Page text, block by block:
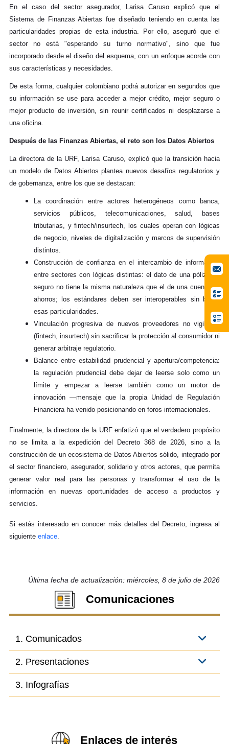
En el caso del sector asegurador, Larisa Caruso explicó que el
Sistema de Finanzas Abiertas fue diseñado teniendo en cuenta las
particularidades propias de esta industria. Por ello, aseguró que el
sector no está "esperando su turno normativo", sino que fue
incorporado desde el diseño del esquema, con un enfoque acorde con
sus características y necesidades.
De esta forma, cualquier colombiano podrá autorizar en segundos que
su información se use para acceder a mejor crédito, mejor seguro o
mejor producto de inversión, sin reunir certificados ni desplazarse a
una oficina.
Después de las Finanzas Abiertas, el reto son los Datos Abiertos
La directora de la URF, Larisa Caruso, explicó que la transición hacia
un modelo de Datos Abiertos plantea nuevos desafíos regulatorios y
de gobernanza, entre los que se destacan:
La coordinación entre actores heterogéneos como banca,
servicios públicos, telecomunicaciones, salud, bases
tributarias, y fintech/insurtech, los cuales operan con lógicas
de negocio, niveles de digitalización y marcos de supervisión
distintos.
Construcción de confianza en el intercambio de información
entre sectores con lógicas distintas: el dato de una póliza de
seguro no tiene la misma naturaleza que el de una cuenta de
ahorros; los estándares deben ser interoperables sin borrar
esas particularidades.
Vinculación progresiva de nuevos proveedores no vigilados
(fintech, insurtech) sin sacrificar la protección al consumidor ni
generar arbitraje regulatorio.
Balance entre estabilidad prudencial y apertura/competencia:
la regulación prudencialdebe dejar de leerse solo como un
límite y empezar a leerse también como un motor de
innovación —mensaje que la propia Unidad de Regulación
Financiera ha venido posicionando en foros internacionales.
Finalmente, la directora de la URF enfatizó que el verdadero propósito
no se limita a la expedición del Decreto 368 de 2026, sino a la
construcción de un ecosistema de Datos Abiertos sólido, integrado por
el sector financiero, asegurador, solidario y otros actores, que permita
generar valor real para las personas y transformar el uso de la
información en nuevas oportunidades de acceso a productos y
servicios.
Si estás interesado en conocer más detalles del Decreto, ingresa al
siguiente enlace.
Última fecha de actualización: miércoles, 8 de julio de 2026
Comunicaciones
1. Comunicados
2. Presentaciones
3. Infografías
Enlaces de interés